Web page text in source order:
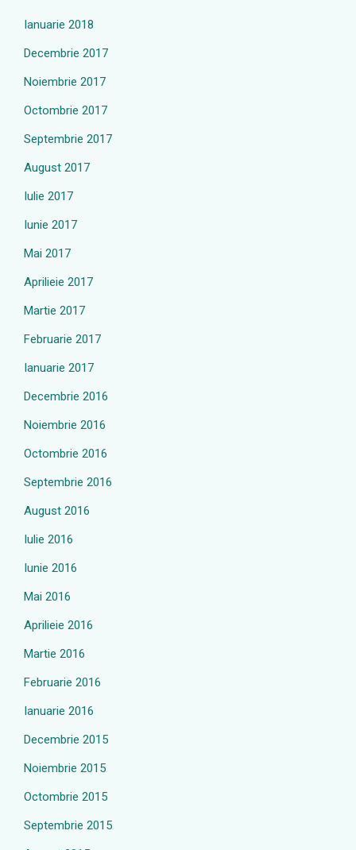
Ianuarie 2018
Decembrie 2017
Noiembrie 2017
Octombrie 2017
Septembrie 2017
August 2017
Iulie 2017
Iunie 2017
Mai 2017
Aprilieie 2017
Martie 2017
Februarie 2017
Ianuarie 2017
Decembrie 2016
Noiembrie 2016
Octombrie 2016
Septembrie 2016
August 2016
Iulie 2016
Iunie 2016
Mai 2016
Aprilieie 2016
Martie 2016
Februarie 2016
Ianuarie 2016
Decembrie 2015
Noiembrie 2015
Octombrie 2015
Septembrie 2015